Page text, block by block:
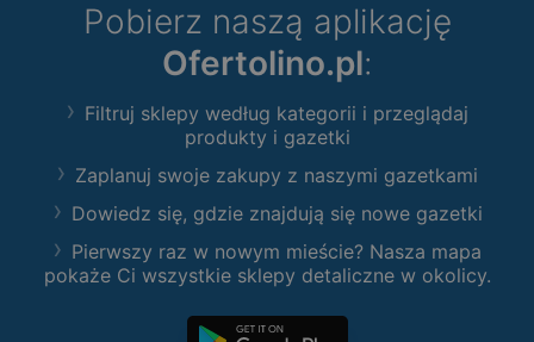
Pobierz naszą aplikację
Ofertolino.pl:
Filtruj sklepy według kategorii i przeglądaj
produkty i gazetki
Zaplanuj swoje zakupy z naszymi gazetkami
Dowiedz się, gdzie znajdują się nowe gazetki
Pierwszy raz w nowym mieście? Nasza mapa
pokaże Ci wszystkie sklepy detaliczne w okolicy.